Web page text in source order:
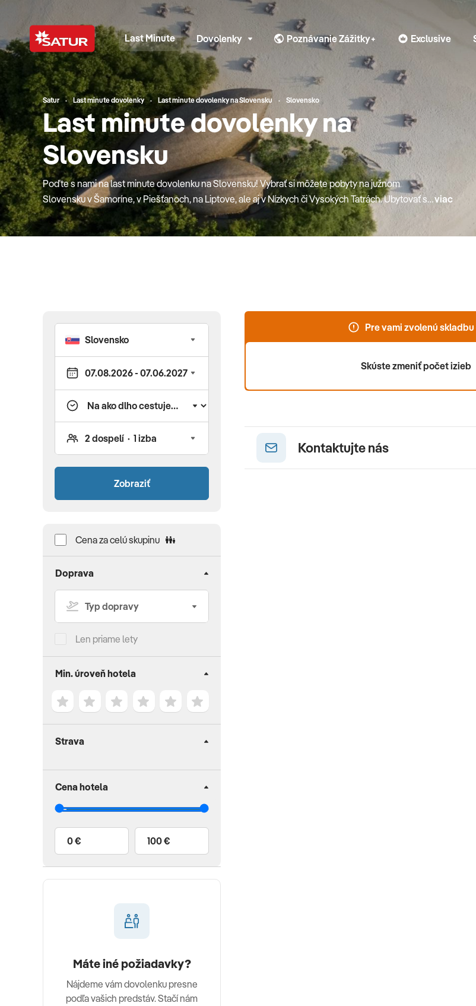
Last Minute Dovolenky Poznávanie Zážitky+ Exclusive
Satur Last minute dovolenky Last minute dovolenky na Slovensku Slovensko
Last minute dovolenky na
Slovensku
Poďte s nami na last minute dovolenku na Slovensku! Vybrať si môžete pobyty na južnom
Slovensku v Šamoríne, v Piešťanoch, na Liptove, ale aj v Nízkych či Vysokých Tatrách. Ubytovať sa
môžete v kvalitných hoteloch, penziónoch či chalupách. Dovolenka na Slovensku môže byť
ideálnym spojením oddychu, atmosféry ako pri mori, zábavy a turistiky. Rodiny s deťmi sa môžu
viac
Pre vami zvolenú
Skúste zmeniť počet izieb
Kontaktujte nás
Zobraziť
Cena za celú skupinu
Doprava
Len priame lety
Min. úroveň hotela
Strava
Cena hotela
0 € 100 €
Máte iné požiadavky?
Nájdeme vám dovolenku presne
podľa vašich predstáv. Stačí nám